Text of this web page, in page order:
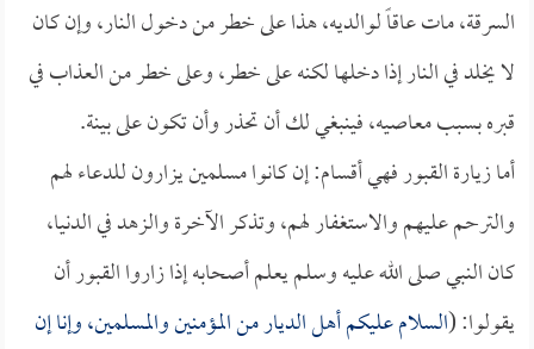
السرقة، مات عاقاً لوالديه، هذا على خطر من دخول النار، وإن كان
لا يخلد في النار إذا دخلها لكنه على خطر، وعلى خطر من العذاب في
قبره بسبب معاصيه، فينبغي لك أن تحذر وأن تكون على بينة.
أما زيارة القبور فهي أقسام: إن كانوا مسلمين يزارون للدعاء لهم
والترحم عليهم والاستغفار لهم، وتذكر الآخرة والزهد في الدنيا،
كان النبي صلى الله عليه وسلم يعلم أصحابه إذا زاروا القبور أن
يقولوا: (السلام عليكم أهل الديار من المؤمنين والمسلمين، وإنا إن